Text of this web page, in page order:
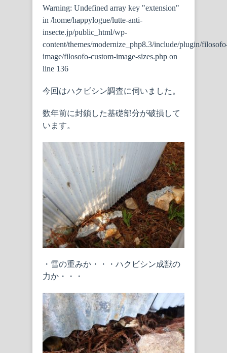
Warning: Undefined array key "extension"
in /home/happylogue/lutte-anti-
insecte.jp/public_html/wp-
content/themes/modernize_php8.3/include/plugin/
image/filosofo-custom-image-sizes.php on
line 136
今回はハクビシン調査に伺いました。
数年前に封鎖した基礎部分が破損して
います。
・雪の重みか・・・ハクビシン成獣の
力か・・・